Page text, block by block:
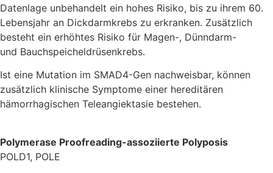
Datenlage unbehandelt ein hohes Risiko, bis zu ihrem 60.
Lebensjahr an Dickdarmkrebs zu erkranken. Zusätzlich
besteht ein erhöhtes Risiko für Magen-, Dünndarm-
und Bauchspeicheldrüsenkrebs.
Ist eine Mutation im SMAD4-Gen nachweisbar, können
zusätzlich klinische Symptome einer hereditären
hämorrhagischen Teleangiektasie bestehen.
Polymerase Proofreading-assoziierte Polyposis
POLD1, POLE